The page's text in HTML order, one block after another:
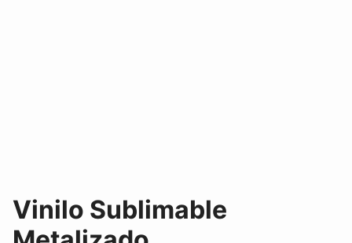
Vinilo Sublimable